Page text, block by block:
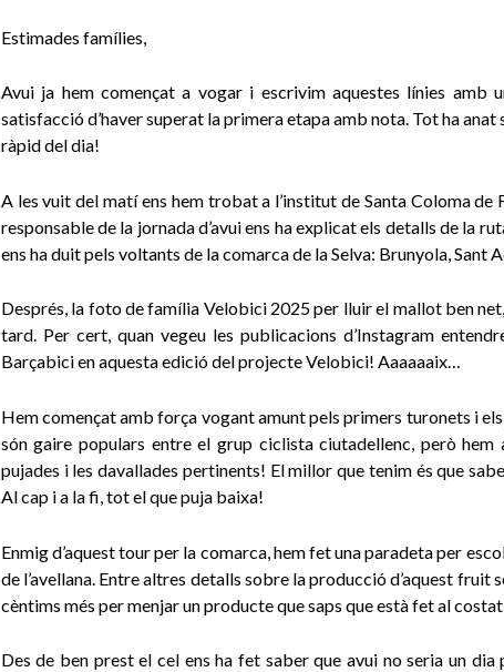
Estimades famílies,
Avui ja hem començat a vogar i escrivim aquestes línies amb
satisfacció d’haver superat la primera etapa amb nota. Tot ha
ràpid del dia!
A les vuit del matí ens hem trobat a l’institut de Santa Coloma de
responsable de la jornada d’avui ens ha explicat els detalls de la
ens ha duit pels voltants de la comarca de la Selva: Brunyola, Sant
Després, la foto de família Velobici 2025 per lluir el mallot ben
tard. Per cert, quan vegeu les publicacions d’Instagram
Barçabici en aquesta edició del projecte Velobici! Aaaaaaix…
Hem començat amb força vogant amunt pels primers turonets i
són gaire populars entre el grup ciclista ciutadellenc, però
pujades i les davallades pertinents! El millor que tenim és que
Al cap i a la fi, tot el que puja baixa!
Enmig d’aquest tour per la comarca, hem fet una paradeta per
de l’avellana. Entre altres detalls sobre la producció d’aquest fruit
cèntims més per menjar un producte que saps que està fet al
Des de ben prest el cel ens ha fet saber que avui no seria un